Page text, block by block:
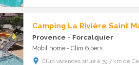
Camping La Rivière Saint
Provence - Forcalquier
Mobil home - Clim 6 pers.
Club vacances situé à 39.7 km de